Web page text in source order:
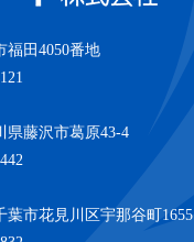
田4050番地
藤沢市葛原43-4
市花見川区宇那谷町1655